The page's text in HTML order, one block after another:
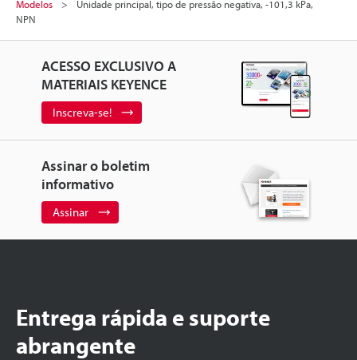
Modelos
Unidade principal, tipo de pressão negativa, -101,3 kPa,
NPN
ACESSO EXCLUSIVO A
MATERIAIS KEYENCE
Inscreva-se!
Assinar o boletim
informativo
Assinar
Entrega rápida e suporte
abrangente